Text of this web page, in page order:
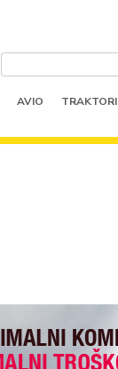
AVIO
TRAKTORI